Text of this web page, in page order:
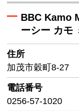
BBC Kamo
ーシー カモ
住所
加茂市穀町8-27
電話番号
0256-57-1020